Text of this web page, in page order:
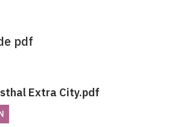
pdf
Extra City.pdf